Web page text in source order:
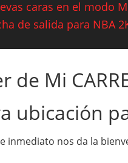
caras en el modo Mi
de salida para NBA
de Mi
ubicación
inmediato nos da la